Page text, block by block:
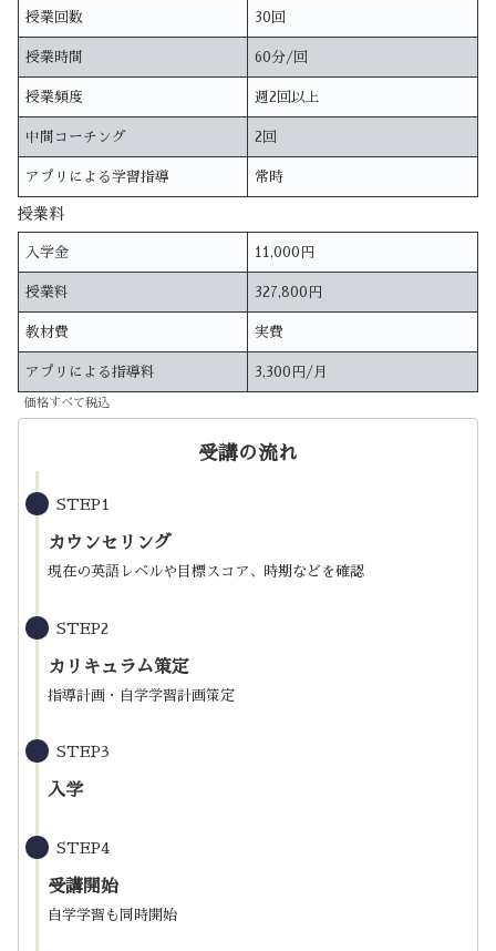
授業回数 30回
授業時間 60分/回
授業頻度 週2回以上
中間コーチング 2回
アプリによる学習指導 常時
授業料
入学金 11,000円
授業料 327,800円
教材費 実費
アプリによる指導料 3,300円/月
価格すべて税込
受講の流れ
STEP1
カウンセリング
現在の英語レベルや目標スコア、時期などを確認
STEP2
カリキュラム策定
指導計画・自学学習計画策定
STEP3
入学
STEP4
受講開始
自学学習も同時開始